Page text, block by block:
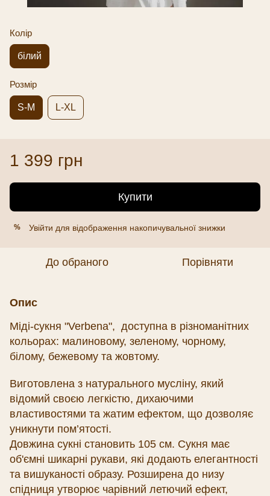
Колір
білий
Розмір
S-M L-XL
1 399 грн
Купити
% Увійти для відображення накопичувальної знижки
До обраного Порівняти
Опис
Міді-сукня "Verbena", доступна в різноманітних
кольорах: малиновому, зеленому, чорному,
білому, бежевому та жовтому.
Виготовлена з натурального мусліну, який
відомий своєю легкістю, дихаючими
властивостями та жатим ефектом, що дозволяє
уникнути пом’ятості.
Довжина сукні становить 105 см. Сукня має
об'ємні шикарні рукави, які додають елегантності
та вишуканості образу. Розширена до низу
спідниця утворює чарівний летючий ефект,